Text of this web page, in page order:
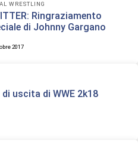
WRESTLING
Ringraziamento
di Johnny Gargano
2017
uscita di WWE 2k18